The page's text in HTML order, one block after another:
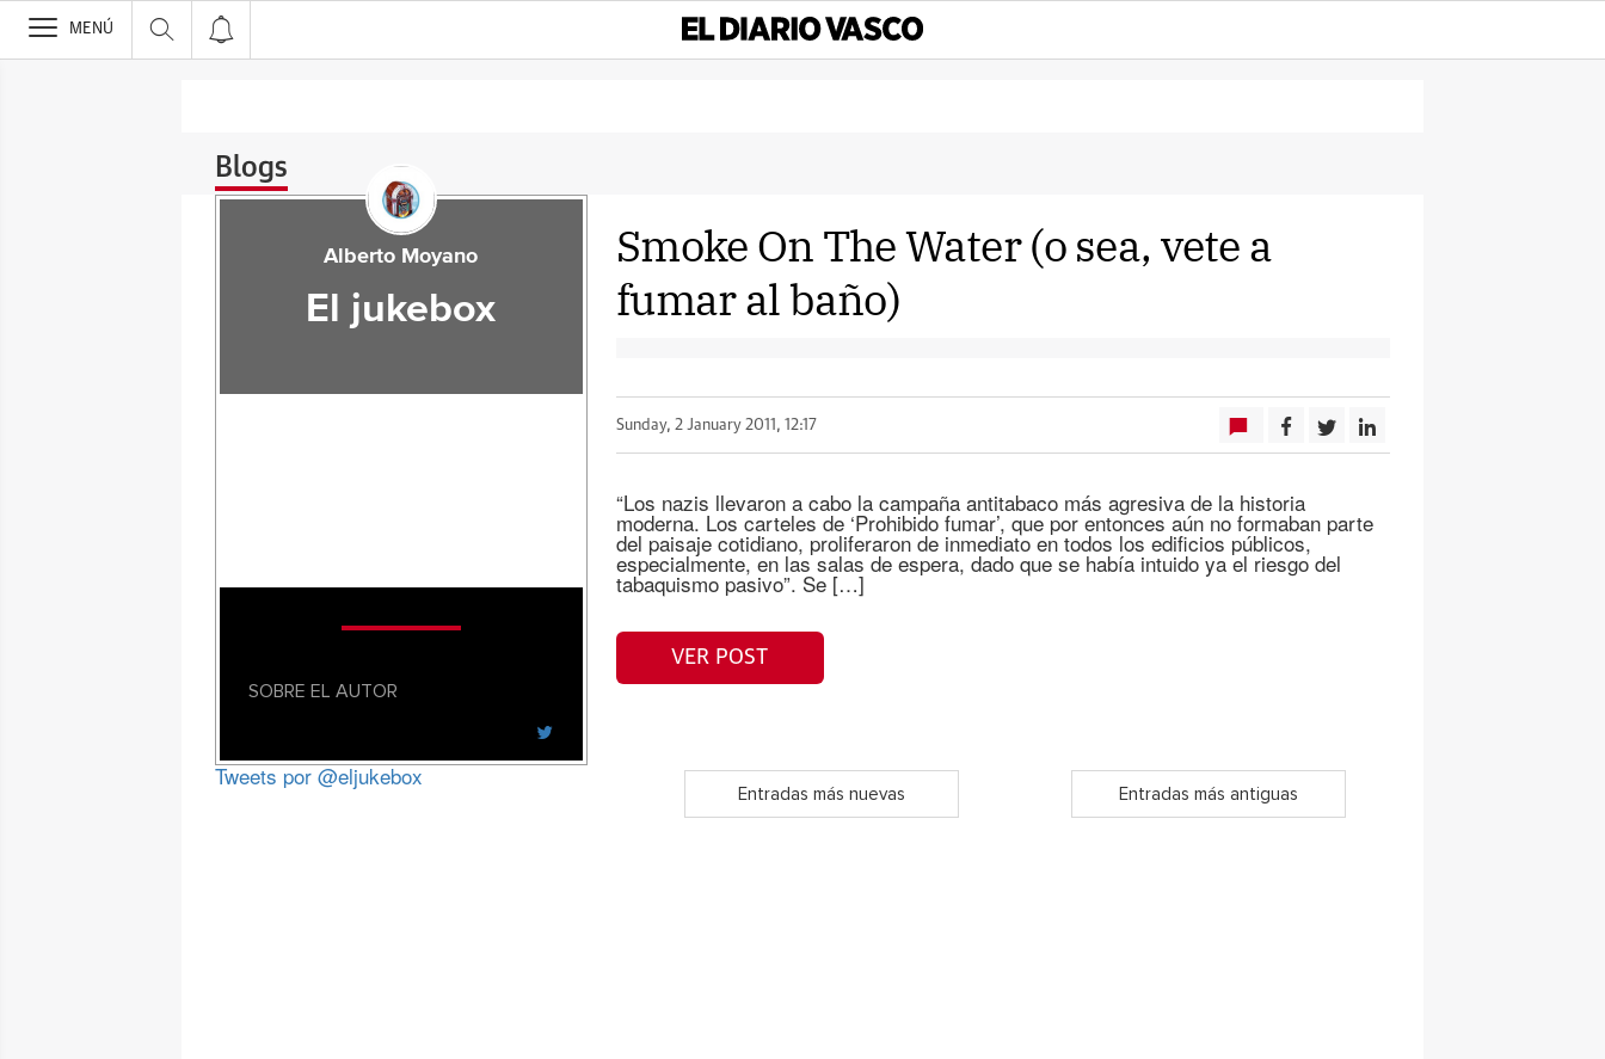
>
MENÚ
Blogs
Smoke On The Water (o sea, vete a
fumar al baño)
Sunday, 2 January 2011, 12:17
“Los nazis llevaron a cabo la campaña antitabaco más agresiva de la historia
moderna. Los carteles de ‘Prohibido fumar’, que por entonces aún no formaban parte
del paisaje cotidiano, proliferaron de inmediato en todos los edificios públicos,
especialmente, en las salas de espera, dado que se había intuido ya el riesgo del
tabaquismo pasivo”. Se […]
VER POST
Entradas más nuevas Entradas más antiguas
Alberto Moyano
El jukebox
SOBRE EL AUTOR
Tweets por @eljukebox